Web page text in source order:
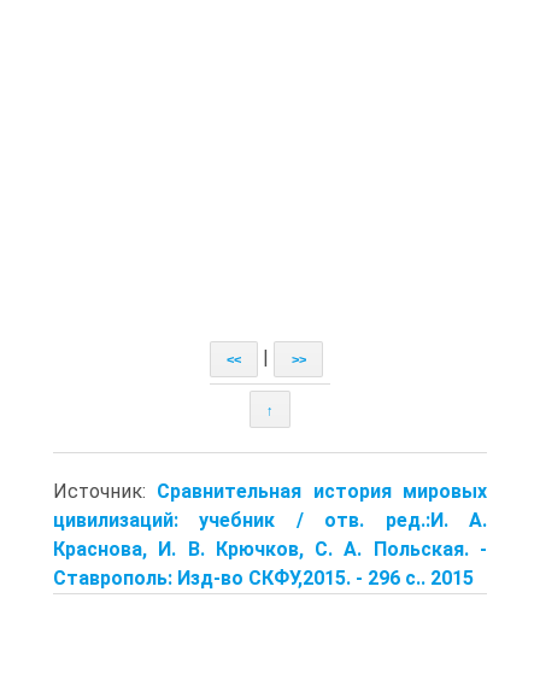
<< >>
↑
Источник: Сравнительная история мировых
цивилизаций: учебник / отв. ред.:И. А.
Краснова, И. В. Крючков, С. А. Польская. -
Ставрополь: Изд-во СКФУ,2015. - 296 с.. 2015